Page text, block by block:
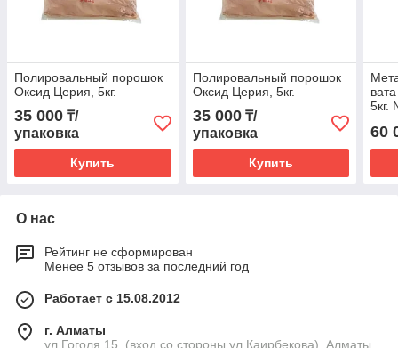
Полировальный порошок
Оксид Церия, 5кг.
35 000 ₸/
упаковка
Купить
Полировальный порошок
Оксид Церия, 5кг.
35 000₸/
упаковка
Купить
5кг.
60
О нас
Рейтинг не сформирован
Менее 5 отзывов за последний год
Работает с 15.08.2012
г. Алматы
ул.Гоголя 15, (вход со стороны ул.Каирбекова), Алматы,